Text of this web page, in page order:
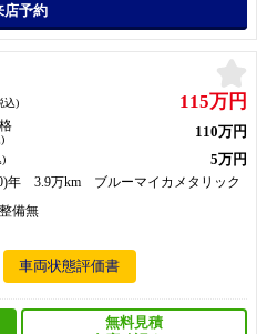
店予約
込) 115万円
110万円
) 5万円
年 3.9万km ブルーマイカメタリック
備無
車両状態評価書
無料見積